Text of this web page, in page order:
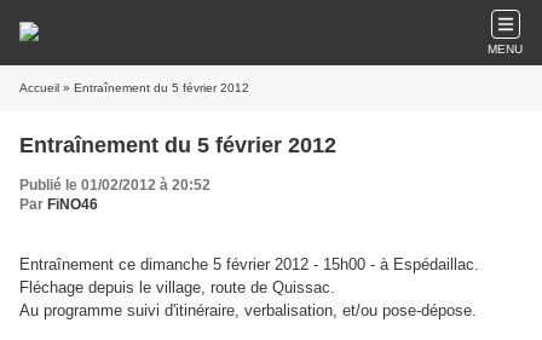
MENU
Accueil » Entraînement du 5 février 2012
Entraînement du 5 février 2012
Publié le 01/02/2012 à 20:52
Par FiNO46
Entraînement ce dimanche 5 février 2012 - 15h00 - à Espédaillac.
Fléchage depuis le village, route de Quissac.
Au programme suivi d'itinéraire, verbalisation, et/ou pose-dépose.